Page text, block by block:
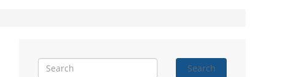
Search